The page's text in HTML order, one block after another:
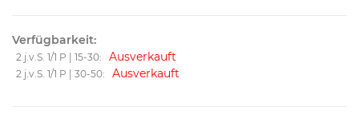
Verfügbarkeit:
2 j.v.S. 1/1 P | 15-30: Ausverkauft
2 j.v.S. 1/1 P | 30-50: Ausverkauft